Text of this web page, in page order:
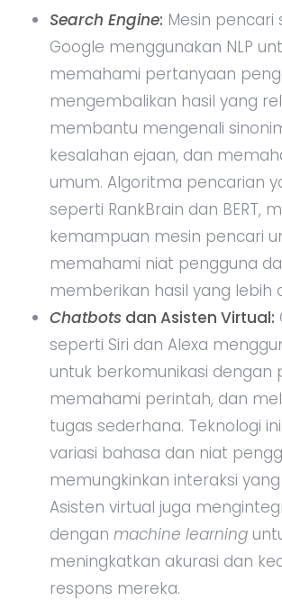
Search Engine: Mesin pencari
Google menggunakan NLP
memahami pertanyaan
mengembalikan hasil yang
membantu mengenali
kesalahan ejaan, dan
umum. Algoritma pencarian
seperti RankBrain dan BERT,
kemampuan mesin pencari
memahami niat pengguna
memberikan hasil yang lebih
Chatbots dan Asisten Virtual:
seperti Siri dan Alexa
untuk berkomunikasi dengan
memahami perintah, dan
tugas sederhana. Teknologi
variasi bahasa dan niat
memungkinkan interaksi
Asisten virtual juga
dengan machine learning
meningkatkan akurasi dan
respons mereka.